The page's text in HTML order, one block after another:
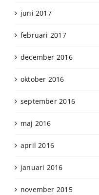
juni 2017
februari 2017
december 2016
oktober 2016
september 2016
maj 2016
april 2016
januari 2016
november 2015